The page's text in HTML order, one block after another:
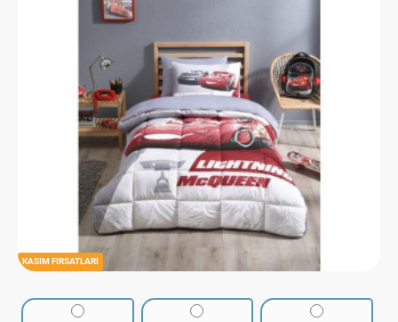
KASIM FIRSATLARI